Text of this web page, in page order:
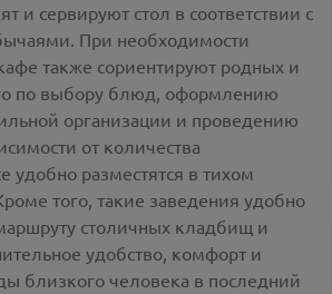
и сервируют стол в соответствии с
При необходимости
также сориентируют родных и
по выбору блюд, оформлению
организации и проведению
от количества
удобно разместятся в тихом
того, такие заведения удобно
столичных кладбищ и
удобство, комфорт и
близкого человека в последний